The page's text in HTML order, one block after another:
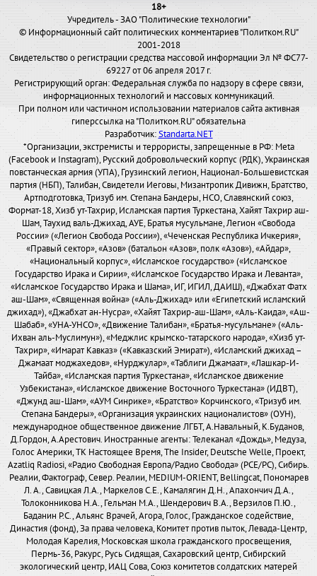
18+
Учредитель - ЗАО "Политические технологии"
© Информационный сайт политических комментариев "Политком.RU"
2001-2018
Свидетельство о регистрации средства массовой информации Эл № ФС77-
69227 от 06 апреля 2017 г.
Регистрирующий орган: Федеральная служба по надзору в сфере связи,
информационных технологий и массовых коммуникаций.
При полном или частичном использовании материалов сайта активная
гиперссылка на "Политком.RU" обязательна
Разработчик:Standarta.NET
*Организации, экстремисты и террористы, запрещенные в РФ: Meta
(Facebook и Instagram), Русский добровольческий корпус (РДК), Украинская
повстанческая армия (УПА), Грузинский легион, Национал-Большевистская
партия (НБП), Талибан, Свидетели Иеговы, Мизантропик Дивижн, Братство,
Артподготовка, Тризуб им. Степана Бандеры, НСО, Славянский союз,
Формат-18, Хизб ут-Тахрир, Исламская партия Туркестана, Хайят Тахрир аш-
Шам, Таухид валь-Джихад, АУЕ, Братья мусульмане, Легион «Свобода
России» («Легион Свобода России»), «Чеченская Республика Ичкерия»,
«Правый сектор», «Азов» (батальон «Азов», полк «Азов»), «Айдар»,
«Национальный корпус», «Исламское государство» («Исламское
Государство Ирака и Сирии», «Исламское Государство Ирака и Леванта»,
«Исламское Государство Ирака и Шама», ИГ, ИГИЛ, ДАИШ), «Джабхат Фатх
аш-Шам», «Священная война» («Аль-Джихад» или «Египетский исламский
джихад»), «Джабхат ан-Нусра», «Хайят Тахрир-аш-Шам», «Аль-Каида», «Аш-
Шабаб», «УНА-УНСО», «Движение Талибан», «Братья-мусульмане» («Аль-
Ихван аль-Муслимун»), «Меджлис крымско-татарского народа», «Хизб ут-
Тахрир», «Имарат Кавказ» («Кавказский Эмират»), «Исламский джихад –
Джамаат моджахедов», «Нурджулар», «Таблиги Джамаат», «Лашкар-И-
Тайба», «Исламская партия Туркестана», «Исламское движение
Узбекистана», «Исламское движение Восточного Туркестана» (ИДВТ),
«Джунд аш-Шам», «АУМ Синрике», «Братство» Корчинского, «Тризуб им.
Степана Бандеры», «Организация украинских националистов» (ОУН),
международное общественное движение ЛГБТ, А.Навальный, К.Буданов,
Д.Гордон, А.Арестович. Иностранные агенты: Телеканал «Дождь», Медуза,
Голос Америки, ТК Настоящее Время, The Insider, Deutsche Welle, Проект,
Azatliq Radiosi, «Радио Свободная Европа/Радио Свобода» (PCE/PC), Сибирь.
Реалии, Фактограф, Север. Реалии, MEDIUM-ORIENT, Bellingcat, Пономарев
Л. А., Савицкая Л.А., Маркелов С.Е., Камалягин Д.Н., Апахончич Д.А.,
Толоконникова Н.А., Гельман М.А., Шендерович В.А., Верзилов П.Ю.,
Баданин Р.С., Альянс Врачей, Агора, Голос, Гражданское содействие,
Династия (фонд), За права человека, Комитет против пыток, Левада-Центр,
Молодая Карелия, Московская школа гражданского просвещения,
Пермь-36, Ракурс, Русь Сидящая, Сахаровский центр, Сибирский
экологический центр, ИАЦ Сова, Союз комитетов солдатских матерей